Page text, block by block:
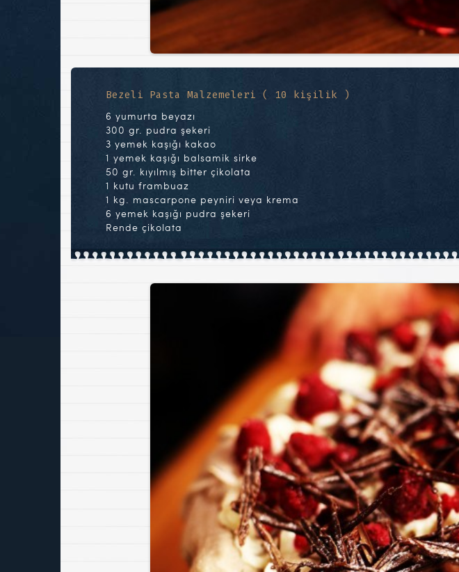
Bezeli Pasta Malzemeleri ( 10 kişilik )
6 yumurta beyazı
300 gr. pudra şekeri
3 yemek kaşığı kakao
1 yemek kaşığı balsamik sirke
50 gr. kıyılmış bitter çikolata
1 kutu frambuaz
1 kg. mascarpone peyniri veya krema
6 yemek kaşığı pudra şekeri
Rende çikolata